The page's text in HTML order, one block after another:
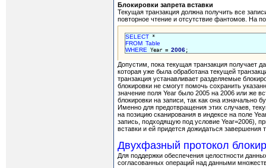
Блокировки запрета вставки
Текущая транзакция должна получить все
повторное чтение и отсутствие фантомов. На
SELECT
FROM Table
WHERE Year = 2006
Допустим, пока текущая транзакция получает
которая уже была обработана текущей
транзакция устанавливает разделяемые
блокировки не смогут помочь сохранить
значение поля Year было 2005 на 2006 или же
блокировки на записи, так как она изначально
Именно для предотвращения этих случаев,
на позицию сканирования в индексе на поле
запись, подходящую под условие Year=2006),
вставки и ей придется дожидаться завершения
Двухфазный протокол
Для поддержки обеспечения целостности
согласованных операций над данными